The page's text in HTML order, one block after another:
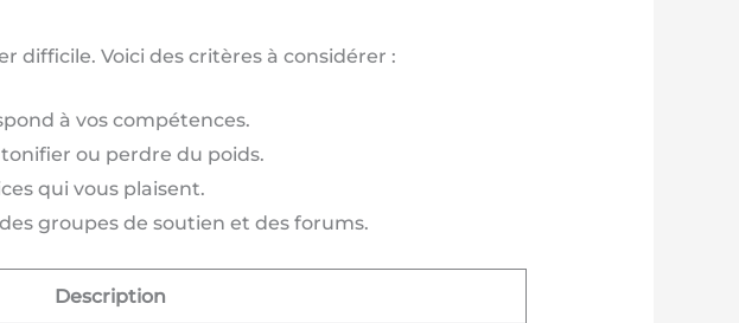
difficile. Voici des critères à considérer :
à vos compétences.
ou perdre du poids.
qui vous plaisent.
groupes de soutien et des forums.
Description